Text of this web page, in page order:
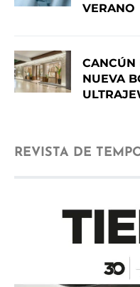
VERANO
CANCÚN
NUEVA
REVISTA DE